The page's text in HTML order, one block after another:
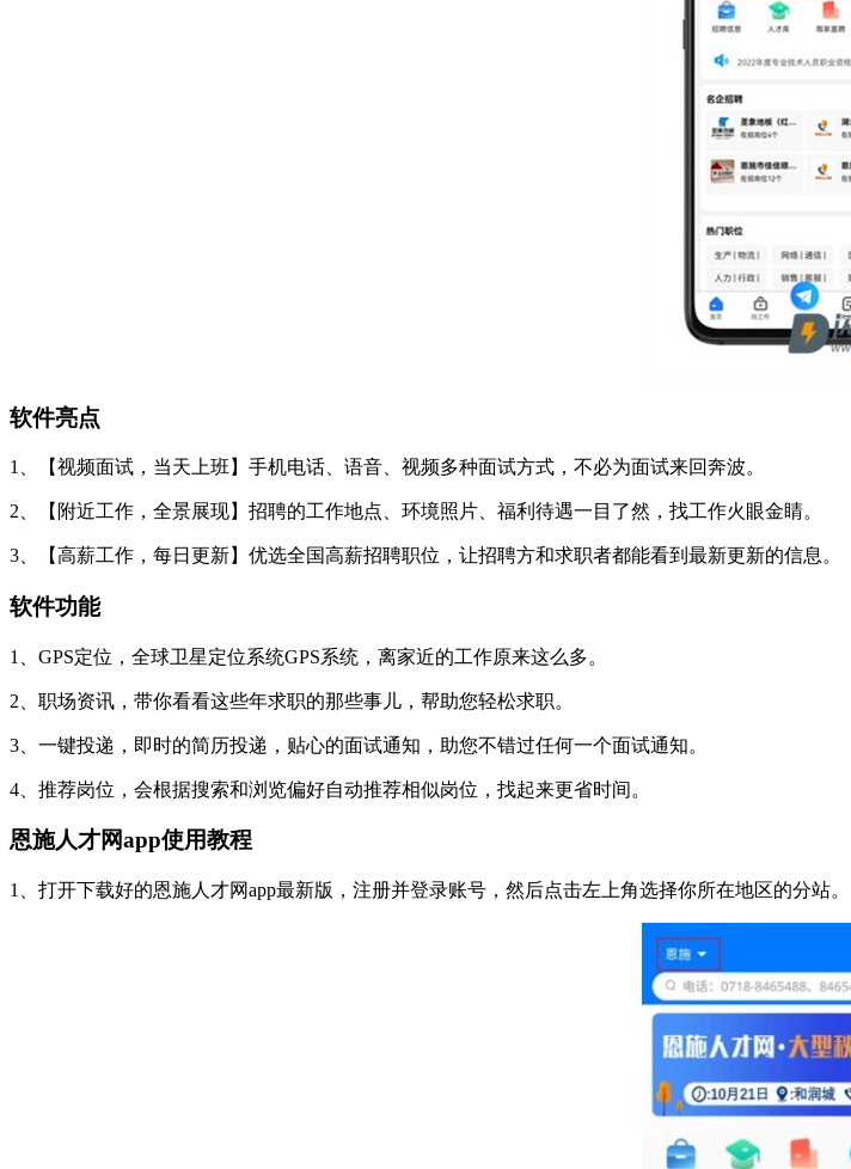
软件亮点
1、【视频面试，当天上班】手机电话、语音、视频多种面试方式，不必为面试来回奔波。
2、【附近工作，全景展现】招聘的工作地点、环境照片、福利待遇一目了然，找工作火眼金睛。
3、【高薪工作，每日更新】优选全国高薪招聘职位，让招聘方和求职者都能看到最新更新的信息。
软件功能
1、GPS定位，全球卫星定位系统GPS系统，离家近的工作原来这么多。
2、职场资讯，带你看看这些年求职的那些事儿，帮助您轻松求职。
3、一键投递，即时的简历投递，贴心的面试通知，助您不错过任何一个面试通知。
4、推荐岗位，会根据搜索和浏览偏好自动推荐相似岗位，找起来更省时间。
恩施人才网app使用教程
1、打开下载好的恩施人才网app最新版，注册并登录账号，然后点击左上角选择你所在地区的分站。